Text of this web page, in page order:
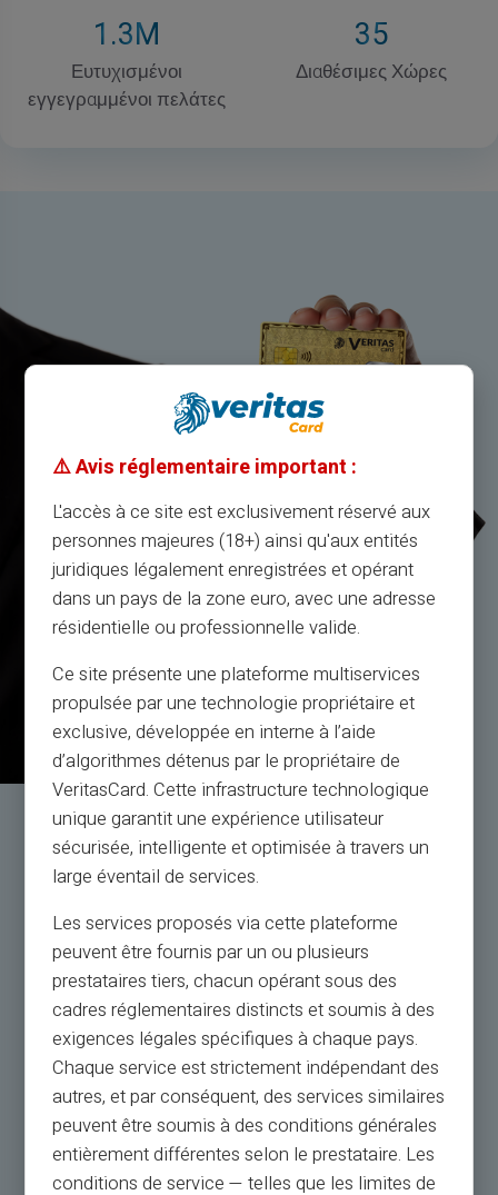
1.3M
Ευτυχισμένοι
εγγεγραμμένοι πελάτες
35
Διαθέσιμες Χώρες
Εξυπηρέτηση & Υποστήριξη από
πραγματικούς ανθρώπους, όχι bots
Εξυπηρέτηση Πελατών στα αγγλικά στην υπηρεσία
σας με εισιτήριο 24/24,
τηλεφωνικά από Δευτέρα έως Σάββατο από 9h έως
18h30
Επικοινωνήστε μαζί μας
⚠️ Avis réglementaire important :
L'accès à ce site est exclusivement réservé aux
personnes majeures (18+) ainsi qu'aux entités
juridiques légalement enregistrées et opérant
dans un pays de la zone euro, avec une adresse
résidentielle ou professionnelle valide.
Ce site présente une plateforme multiservices
propulsée par une technologie propriétaire et
exclusive, développée en interne à l’aide
d’algorithmes détenus par le propriétaire de
VeritasCard. Cette infrastructure technologique
unique garantit une expérience utilisateur
sécurisée, intelligente et optimisée à travers un
large éventail de services.
Les services proposés via cette plateforme
peuvent être fournis par un ou plusieurs
prestataires tiers, chacun opérant sous des
cadres réglementaires distincts et soumis à des
exigences légales spécifiques à chaque pays.
Chaque service est strictement indépendant des
autres, et par conséquent, des services similaires
peuvent être soumis à des conditions générales
entièrement différentes selon le prestataire. Les
conditions de service — telles que les limites de